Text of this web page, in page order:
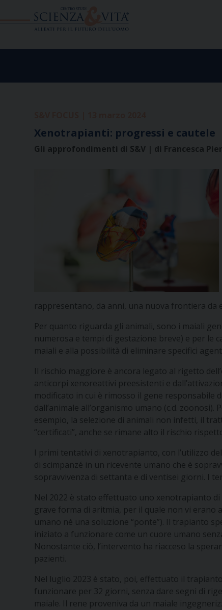
Xenotrapianti: progressi e cautele
Gli approfondimenti di S&V | di Francesca
rappresentano, da anni, una nuova frontiera
Per quanto riguarda gli animali, sono i maiali
numerosa e tempi di gestazione breve) e per le
maiali e alla possibilità di eliminare specifici
Il rischio maggiore è ancora legato al rigetto
anticorpi xenoreattivi preesistenti e
modificato in cui è rimosso il gene responsabile
dall’animale all’organismo umano (c.d.
esempio, la selezione di animali non infetti, il
“certificati”, anche se rimane alto il rischio
I primi tentativi di xenotrapianto, con l’utilizzo
di scimpanzé in un ricevente umano che è
sopravvivenza di settanta e di ventisei giorni. I
Nel 2022 è stato effettuato uno xenotrapianto
grave forma di aritmia, per il quale non vi
umano né una soluzione “ponte”). Il trapianto
iniziato a funzionare come un cuore umano
Nonostante ciò, l’intervento ha riacceso la
pazienti.
Nel luglio 2023 è stato, poi, effettuato il
funzionare per 32 giorni, senza dare segni di
maiale. Il rene proveniva da un maiale